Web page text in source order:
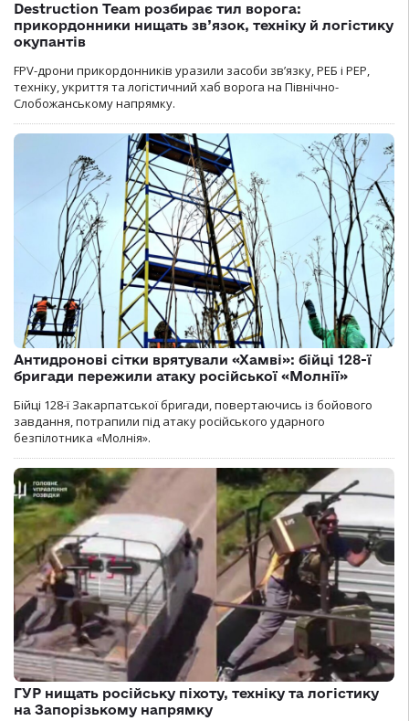
Destruction Team розбирає тил ворога:
прикордонники нищать зв’язок, техніку й логістику
окупантів
FPV-дрони прикордонників уразили засоби зв’язку, РЕБ і РЕР,
техніку, укриття та логістичний хаб ворога на Північно-
Слобожанському напрямку.
Антидронові сітки врятували «Хамві»: бійці 128-ї
бригади пережили атаку російської «Молнії»
Бійці 128-ї Закарпатської бригади, повертаючись із бойового
завдання, потрапили під атаку російського ударного
безпілотника «Молнія».
ГУР нищать російську піхоту, техніку та логістику
на Запорізькому напрямку